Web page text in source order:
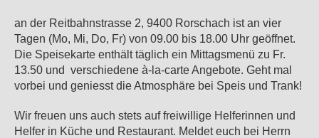
an der Reitbahnstrasse 2, 9400 Rorschach ist an vier
Tagen (Mo, Mi, Do, Fr) von 09.00 bis 18.00 Uhr geöffnet.
Die Speisekarte enthält täglich ein Mittagsmenü zu Fr.
13.50 und verschiedene à-la-carte Angebote. Geht mal
vorbei und geniesst die Atmosphäre bei Speis und Trank!
Wir freuen uns auch stets auf freiwillige Helferinnen und
Helfer in Küche und Restaurant. Meldet euch bei Herrn